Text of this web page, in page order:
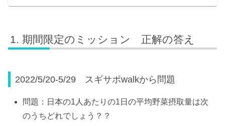
期間限定のミッション 正解の答え
2022/5/20-5/29 スギサポwalkから問題
問題：日本の1人あたりの1日の平均野菜摂取量は次
のうちどれでしょう？？